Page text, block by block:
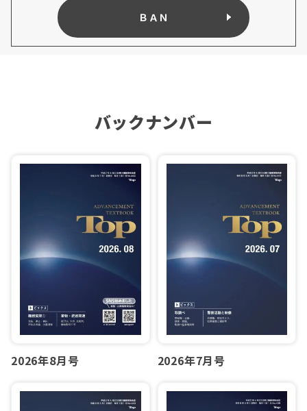
ＢＡＮ
バックナンバー
2026年8月号 2026年7月号